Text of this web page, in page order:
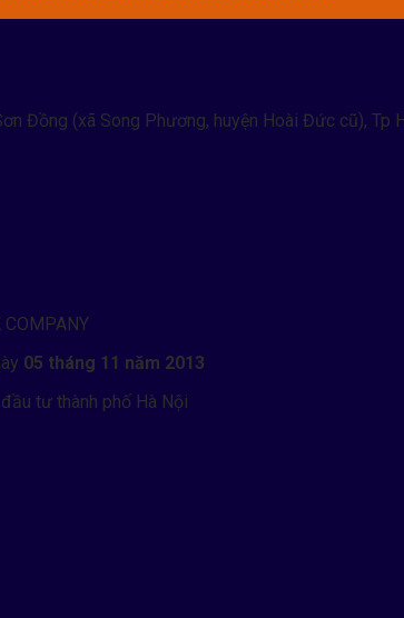
Đồng (xã Song Phương, huyện Hoài Đức cũ), Tp
COMPANY
05 tháng 11 năm 2013
tư thành phố Hà Nội